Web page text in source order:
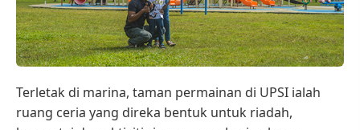
Terletak di marina, taman permainan di UPSI ialah
ruang ceria yang direka bentuk untuk riadah,